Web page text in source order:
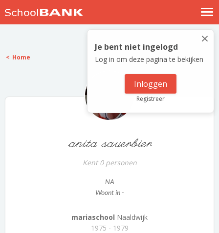
Nostalgische verhalen
Log in
Meld je gratis aan
×
Je bent niet ingelogd
Log in om deze pagina te bekijken
Inloggen
Registreer
Home
anita sauerbier
Kent 0 personen
NA
Woont in -
mariaschool Naaldwijk
1975 - 1979